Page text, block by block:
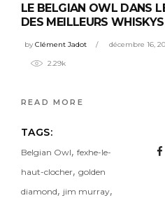
LE BELGIAN OWL DANS
DES MEILLEURS
byClément Jadot décembre 16,
2.29k
READ MORE
TAGS:
Belgian Owl, fexhe-le-
haut-clocher, golden
diamond, jim murray,